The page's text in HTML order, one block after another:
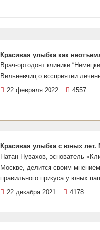
Красивая улыбка как
Врач-ортодонт клиники
Вильневчиц о восприятии
22 февраля 2022
4557
Красивая улыбка с юных лет.
Натан Нувахов, основатель
Москве, делится своим
правильного прикуса у юных
22 декабря 2021
4178